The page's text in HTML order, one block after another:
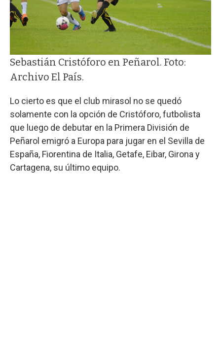
Sebastián Cristóforo en Peñarol. Foto:
Archivo El País.
Lo cierto es que el club mirasol no se quedó
solamente con la opción de Cristóforo, futbolista
que luego de debutar en la Primera División de
Peñarol emigró a Europa para jugar en el Sevilla de
España, Fiorentina de Italia, Getafe, Eibar, Girona y
Cartagena, su último equipo.